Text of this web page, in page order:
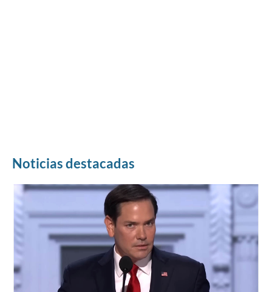
Noticias destacadas